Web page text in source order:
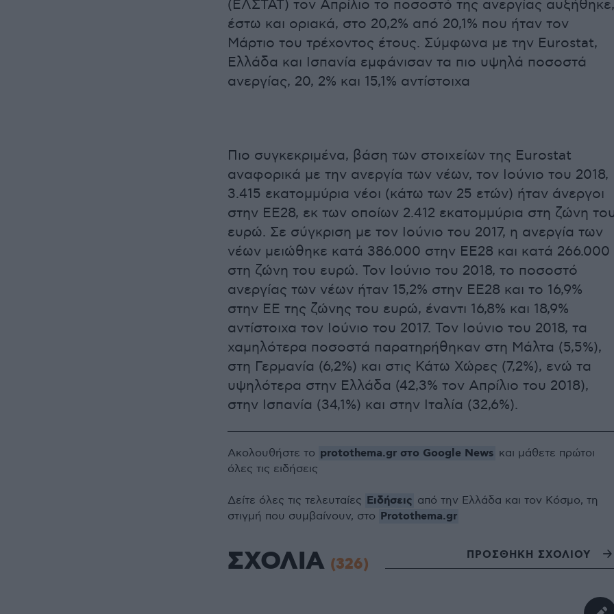
(ΕΛΣΤΑΤ) τον Απρίλιο το ποσοστό της ανεργίας αυξήθηκε,
έστω και οριακά, στο 20,2% από 20,1% που ήταν τον
Μάρτιο του τρέχοντος έτους. Σύμφωνα με την Eurostat,
Ελλάδα και Ισπανία εμφάνισαν τα πιο υψηλά ποσοστά
ανεργίας, 20, 2% και 15,1% αντίστοιχα
Πιο συγκεκριμένα, βάση των στοιχείων της Eurostat
αναφορικά με την ανεργία των νέων, τον Ιούνιο του 2018,
3.415 εκατομμύρια νέοι (κάτω των 25 ετών) ήταν άνεργοι
στην ΕΕ28, εκ των οποίων 2.412 εκατομμύρια στη ζώνη
ευρώ. Σε σύγκριση με τον Ιούνιο του 2017, η ανεργία των
νέων μειώθηκε κατά 386.000 στην ΕΕ28 και κατά 266.000
στη ζώνη του ευρώ. Τον Ιούνιο του 2018, το ποσοστό
ανεργίας των νέων ήταν 15,2% στην ΕΕ28 και το 16,9%
στην ΕΕ της ζώνης του ευρώ, έναντι 16,8% και 18,9%
αντίστοιχα τον Ιούνιο του 2017. Τον Ιούνιο του 2018, τα
χαμηλότερα ποσοστά παρατηρήθηκαν στη Μάλτα (5,5%),
στη Γερμανία (6,2%) και στις Κάτω Χώρες (7,2%), ενώ τα
υψηλότερα στην Ελλάδα (42,3% τον Απρίλιο του 2018),
στην Ισπανία (34,1%) και στην Ιταλία (32,6%).
Ακολουθήστε το protothema.gr στο Google News και μάθετε πρώτοι
όλες τις ειδήσεις
Δείτε όλες τις τελευταίες Ειδήσεις από την Ελλάδα και τον Κόσμο, τη
στιγμή που συμβαίνουν, στο Protothema.gr
ΣΧΟΛΙΑ (326) ΠΡΟΣΘΗΚΗ ΣΧΟΛΙΟΥ